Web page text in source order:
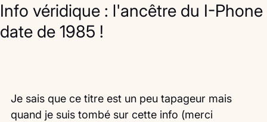
Info véridique : l'ancêtre du I-Phone
date de 1985 !
Je sais que ce titre est un peu tapageur mais
quand je suis tombé sur cette info (merci